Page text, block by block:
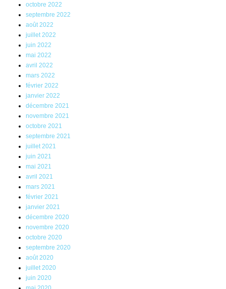
octobre 2022
septembre 2022
août 2022
juillet 2022
juin 2022
mai 2022
avril 2022
mars 2022
février 2022
janvier 2022
décembre 2021
novembre 2021
octobre 2021
septembre 2021
juillet 2021
juin 2021
mai 2021
avril 2021
mars 2021
février 2021
janvier 2021
décembre 2020
novembre 2020
octobre 2020
septembre 2020
août 2020
juillet 2020
juin 2020